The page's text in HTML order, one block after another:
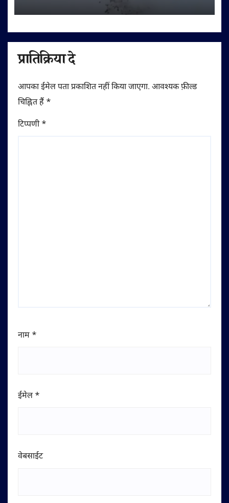
प्रातिक्रिया दे
आपका ईमेल पता प्रकाशित नहीं किया जाएगा. आवश्यक फ़ील्ड
चिह्नित हैं *
टिप्पणी*
नाम *
ईमेल *
वेबसाईट